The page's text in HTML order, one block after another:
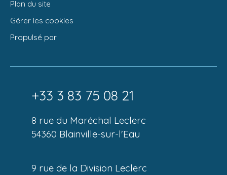
Plan du site
Gérer les cookies
Propulsé par
+33 3 83 75 08 21
8 rue du Maréchal Leclerc
54360 Blainville-sur-l'Eau
9 rue de la Division Leclerc